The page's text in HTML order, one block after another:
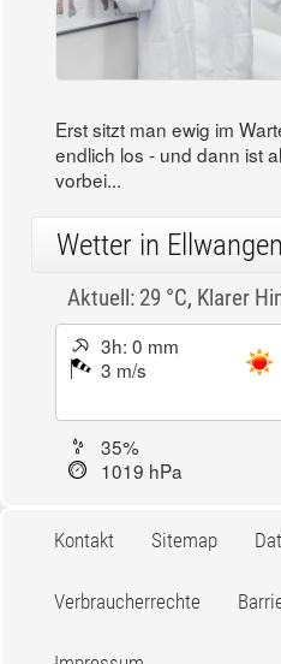
Erst sitzt man ewig im
endlich los - und dann ist
vorbei...
Wetter in Ellwangen
Aktuell: 29 °C, Klarer
3h: 0 mm
3 m/s
35%
1019 hPa
Kontakt Sitemap
Verbraucherrechte